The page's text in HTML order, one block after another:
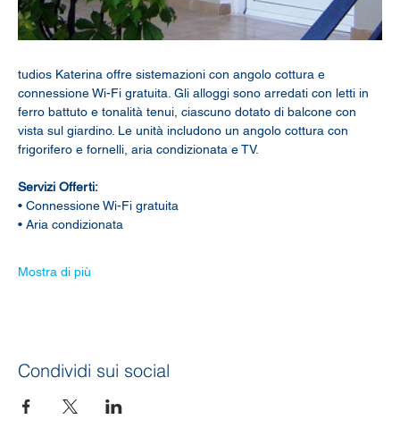
tudios Katerina offre sistemazioni con angolo cottura e
connessione Wi-Fi gratuita. Gli alloggi sono arredati con letti in
ferro battuto e tonalità tenui, ciascuno dotato di balcone con
vista sul giardino. Le unità includono un angolo cottura con
frigorifero e fornelli, aria condizionata e TV.
Servizi Offerti:
• Connessione Wi-Fi gratuita
• Aria condizionata
Mostra di più
Condividi sui social